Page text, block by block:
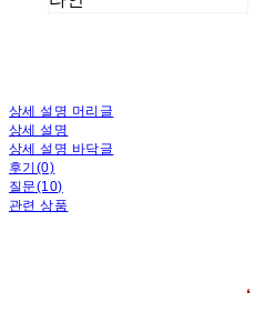
상세 설명 머리글
상세 설명
상세 설명 바닥글
후기(0)
질문(10)
관련 상품
❛